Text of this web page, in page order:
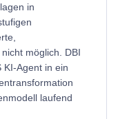
in
möglich. DBI
KI-Agent in ein
laufend